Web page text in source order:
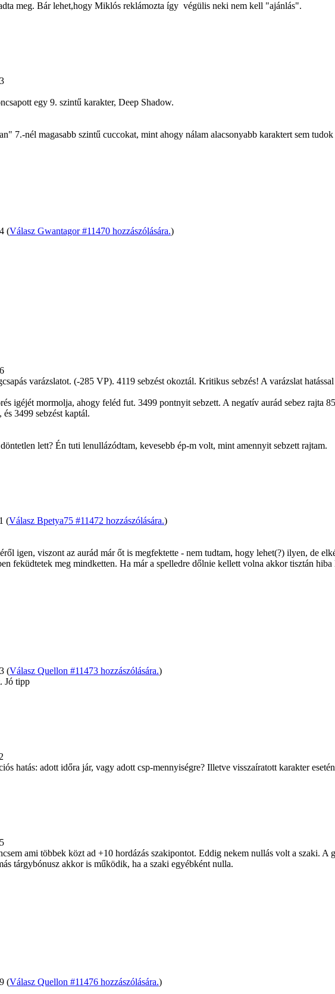
meg. Bár lehet,hogy Miklós reklámozta így végülis neki nem kell "ajánlás".
egy 9. szintű karakter, Deep Shadow.
7.-nél magasabb szintű cuccokat, mint ahogy nálam alacsonyabb karaktert sem
(Válasz Gwantagor #11470 hozzászólására.)
varázslatot. (-285 VP). 4119 sebzést okoztál. Kritikus sebzés! A varázslat
igéjét mormolja, ahogy feléd fut. 3499 pontnyit sebzett. A negatív aurád sebez rajta
és 3499 sebzést kaptál.
lett? Én tuti lenullázódtam, kevesebb ép-m volt, mint amennyit sebzett rajtam.
(Válasz Bpetya75 #11472 hozzászólására.)
igen, viszont az aurád már őt is megfektette - nem tudtam, hogy lehet(?) ilyen, de
feküdtetek meg mindketten. Ha már a spelledre dőlnie kellett volna akkor tisztán
(Válasz Quellon #11473 hozzászólására.)
Jó tipp
hatás: adott időra jár, vagy adott csp-mennyiségre? Illetve visszaíratott karakter
ami többek közt ad +10 hordázás szakipontot. Eddig nekem nullás volt a szaki.
tárgybónusz akkor is működik, ha a szaki egyébként nulla.
(Válasz Quellon #11476 hozzászólására.)